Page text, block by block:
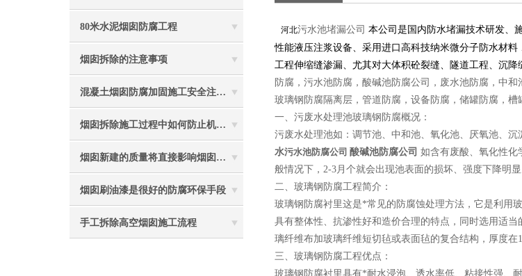
80米水泥烟囱防腐工程
烟囱拆除的注意事项
混凝土烟囱防腐加固施工安全注意事项
烟囱拆除施工过程中如何防止机械伤害
烟囱新建的质量将直接影响烟囱防腐工程的难度
烟囱刷油漆是很好的防腐环保手段
手工拆除高空烟囱施工流程
河北污水池堵漏公司 本公司是国内防水堵漏技术研发、
性能液压注浆设备、采用进口高科技纳米微分子防水材
工程伸缩缝渗漏、尤其对大体积砼裂缝、隧道工程、沉
防腐，污水池防腐，酸碱池防腐公司，废水池防腐，中
玻璃钢防腐隔离层，管道防腐，设备防腐，储罐防腐，槽
一、污废水处理池玻璃钢防腐概况：
污废水处理池如：调节池、中和池、氧化池、厌氧池、
水污水池防腐公司 酸碱池防腐公司 如含有废酸、氧化性化
般情况下，2-3月个就会出现池表面的损坏、强度下降明
二、玻璃钢防腐工程简介：
玻璃钢防腐衬里这是*常见的防腐蚀处理方法，它是利用
具有整体性、抗渗性好和造价合理的特点，同时选用适
璃纤维布加玻璃纤维短切毡或表面毡的复合结构，厚度在
三、玻璃钢防腐工程优点：
玻璃钢防腐衬里具有*耐水浸泡、透水率低、粘接性强、